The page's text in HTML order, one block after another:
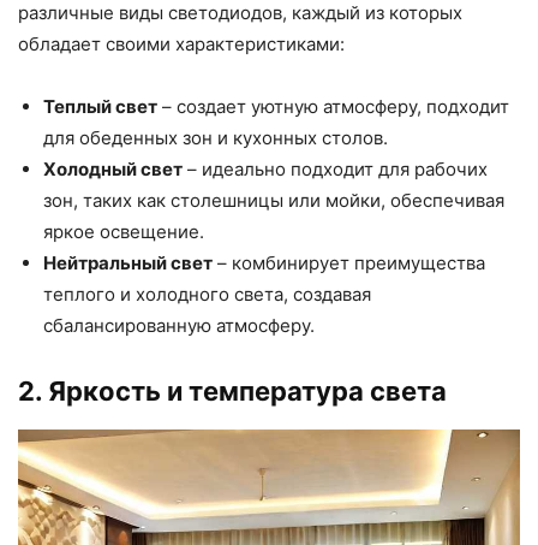
различные виды светодиодов, каждый из которых
обладает своими характеристиками:
Теплый свет – создает уютную атмосферу, подходит
для обеденных зон и кухонных столов.
Холодный свет – идеально подходит для рабочих
зон, таких как столешницы или мойки, обеспечивая
яркое освещение.
Нейтральный свет – комбинирует преимущества
теплого и холодного света, создавая
сбалансированную атмосферу.
2. Яркость и температура света